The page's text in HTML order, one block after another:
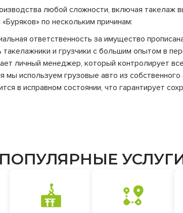
любой сложности, включая такелаж
по нескольким причинам:
ответственность за имущество
такелажники и грузчики с большим опытом в
личный менеджер, который контролирует
используем грузовые авто из
в исправном состоянии, что гарантирует
ПОПУЛЯРНЫЕ